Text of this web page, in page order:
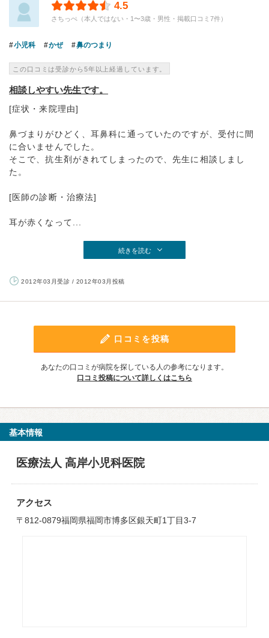
4.5
さちっぺ（本人ではない・1〜3歳・男性・掲載口コミ7件）
小児科 かぜ 鼻のつまり
この口コミは受診から5年以上経過しています。
相談しやすい先生です。
[症状・来院理由]
鼻づまりがひどく、耳鼻科に通っていたのですが、受付に間
に合いませんでした。
そこで、抗生剤がきれてしまったので、先生に相談しまし
た。
[医師の診断・治療法]
耳が赤くなって...
続きを読む
2012年03月受診 / 2012年03月投稿
口コミを投稿
あなたの口コミが病院を探している人の参考になります。
口コミ投稿について詳しくはこちら
基本情報
医療法人 高岸小児科医院
アクセス
〒812-0879福岡県福岡市博多区銀天町1丁目3-7